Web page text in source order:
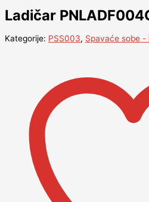
Ladičar
Kategorije: PSS003, Spavaće sobe -